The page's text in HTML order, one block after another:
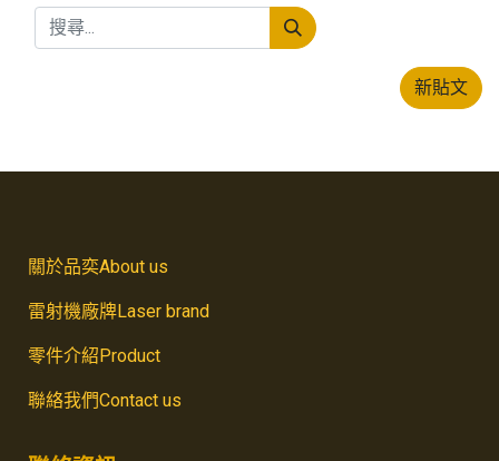
新貼文
關於品奕About us
雷射機廠牌Laser brand
零件介紹Product
聯絡我們Contact us